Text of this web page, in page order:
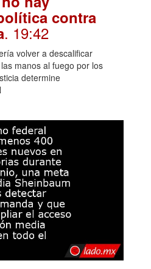
contra
. 19:42
volver a descalificar
manos al fuego por los
determine